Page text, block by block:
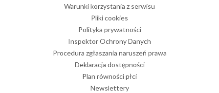
Warunki korzystania z serwisu
Pliki cookies
Polityka prywatności
Inspektor Ochrony Danych
Procedura zgłaszania naruszeń prawa
Deklaracja dostępności
Plan równości płci
Newslettery